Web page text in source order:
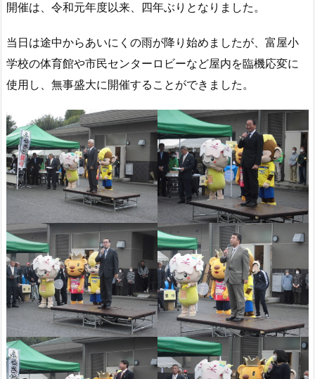
開催は、令和元年度以来、四年ぶりとなりました。
当日は途中からあいにくの雨が降り始めましたが、富屋小
学校の体育館や市民センターロビーなど屋内を臨機応変に
使用し、無事盛大に開催することができました。